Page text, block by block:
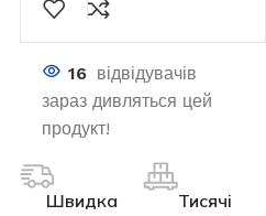
16 відвідувачів
зараз дивляться цей
продукт!
Швидка
Тисячі